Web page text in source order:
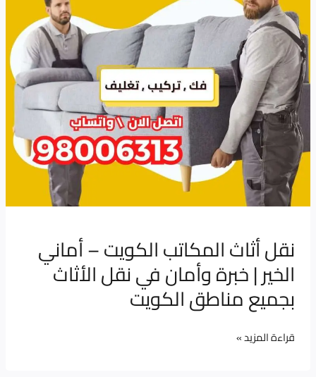
نقل أثاث المكاتب الكويت – أماني
الخير | خبرة وأمان في نقل الأثاث
بجميع مناطق الكويت
أماني
الخير
|
خبرة
وأمان
في
نقل
بجميع
مناطق
قراءة المزيد »